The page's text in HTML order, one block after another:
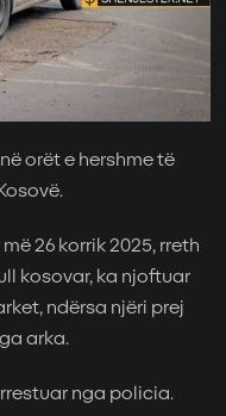
orët e hershme të
26 korrik 2025, rreth
kosovar, ka njoftuar
ndërsa njëri prej
arka.
nga policia.